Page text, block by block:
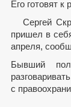
Его готовят к
Сергей Скрипаль, который как сообщалось накануне,
пришел в
апреля,
Бывший
с